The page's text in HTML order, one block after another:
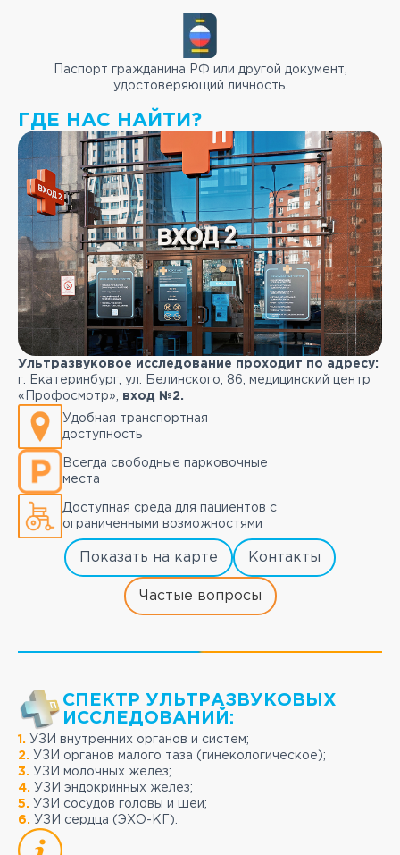
Паспорт гражданина РФ или другой документ,
удостоверяющий личность.
ГДЕ НАС НАЙТИ?
Ультразвуковое исследование проходит по адресу:
г. Екатеринбург, ул. Белинского, 86, медицинский центр
«Профосмотр», вход №2.
Удобная транспортная
доступность
Всегда свободные парковочные
места
Доступная среда для пациентов с
ограниченными возможностями
Показать на карте Контакты
Частые вопросы
СПЕКТР УЛЬТРАЗВУКОВЫХ
ИССЛЕДОВАНИЙ:
1. УЗИ внутренних органов и систем;
2. УЗИ органов малого таза (гинекологическое);
3. УЗИ молочных желез;
4. УЗИ эндокринных желез;
5. УЗИ сосудов головы и шеи;
6. УЗИ сердца (ЭХО-КГ).